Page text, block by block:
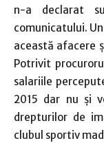
n-a declarat
comunicatului.
această afacere
Potrivit
salariile
2015 dar nu şi
drepturilor de
clubul sportiv